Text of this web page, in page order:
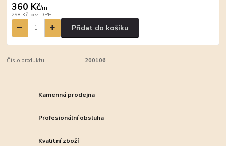
360 Kč/m
298 Kč bez DPH
Přidat do košíku
Číslo produktu: 200106
Kamenná prodejna
Profesionální obsluha
Kvalitní zboží